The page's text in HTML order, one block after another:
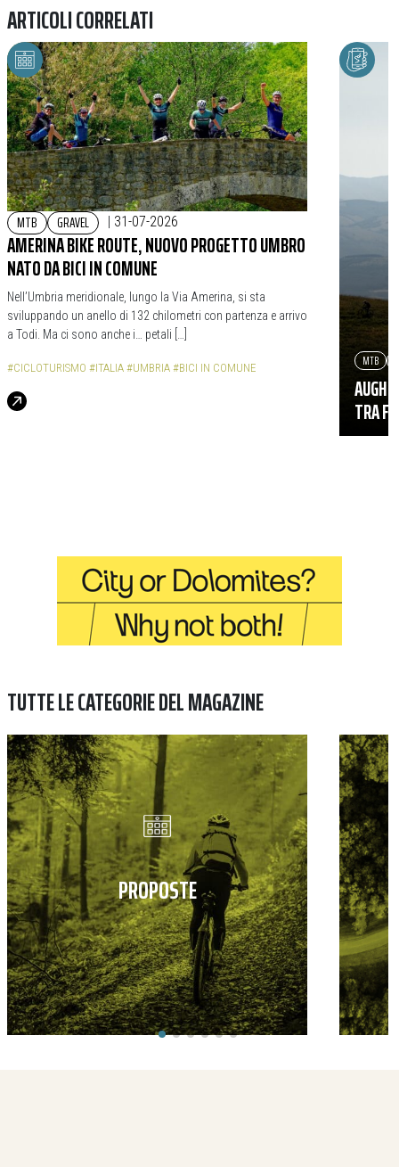
ARTICOLI CORRELATI
MTB GRAVEL | 31-07-2026
AMERINA BIKE ROUTE, NUOVO PROGETTO UMBRO
NATO DA BICI IN COMUNE
Nell’Umbria meridionale, lungo la Via Amerina, si sta
sviluppando un anello di 132 chilometri con partenza e arrivo
a Todi. Ma ci sono anche i… petali […]
#CICLOTURISMO #ITALIA #UMBRIA #BICI IN COMUNE
TRA
MTB
TUTTE LE CATEGORIE DEL MAGAZINE
PROPOSTE